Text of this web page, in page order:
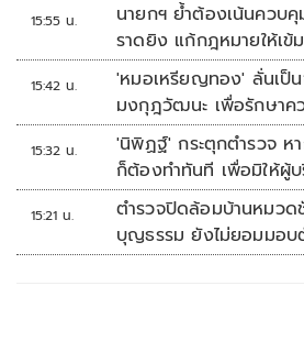
15:55 น.
นายกฯ ย้ำต้องเน้นควบ
ราดยิง แก้กฎหมายให้เ
เพิ่ม
15:42 น.
'หมอเหรียญทอง' ลั่นเป็
มงกุฎวัฒนะ เพื่อรักษา
ภายในรพ.
15:32 น.
'นิพิฏฐ์' กระตุกตำรวจ ห
ก็ต้องทำทันที เพื่อมิให้ผู้
15:21 น.
ตำรวจปิดล้อมบ้านหมว
บุญธรรม ยังไม่ยอมมอบ